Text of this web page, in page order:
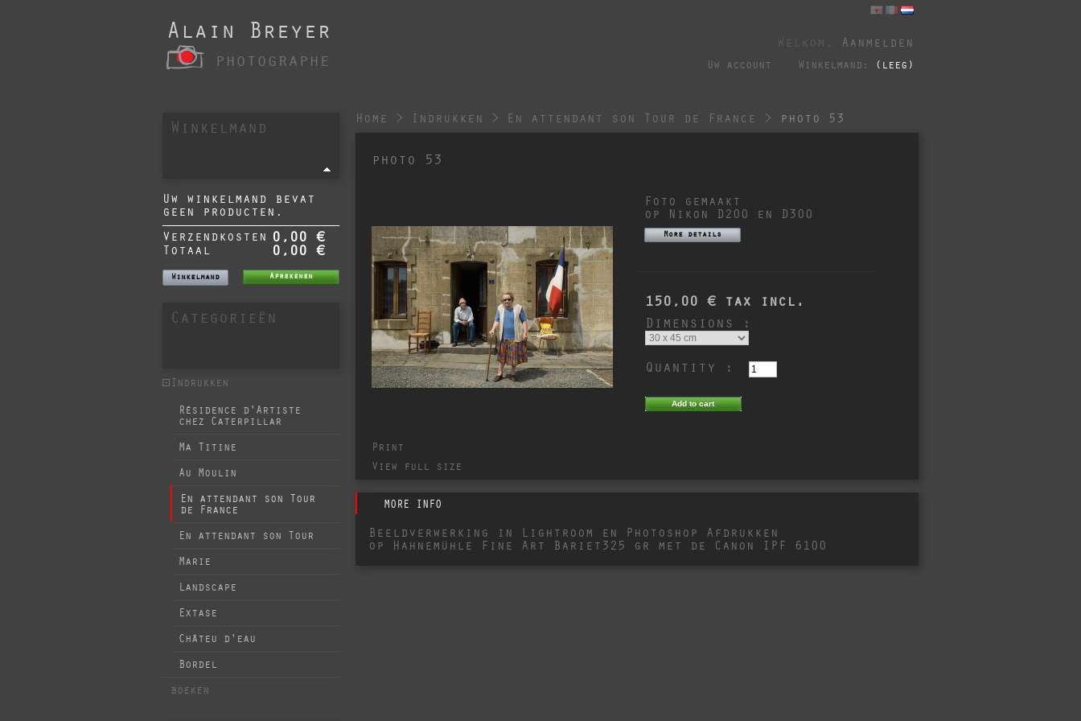
Alain Breyer
photographe
Welkom, Aanmelden
Winkelmand: (leeg)
Uw account
Winkelmand
Uw winkelmand bevat
geen producten.
Verzendkosten 0,00 €
Totaal 0,00 €
Winkelmand Afrekenen
Categorieën
Indrukken
Résidence d'Artiste
chez Caterpillar
Ma Titine
Au Moulin
En attendant son Tour
de France
En attendant son Tour
Marie
Landscape
Extase
Châteu d'eau
Bordel
boeken
Home > Indrukken > En attendant son Tour de France > photo 53
photo 53
Print
View full size
Foto gemaakt
op Nikon D200 en D300
More details
150,00 €tax incl.
Dimensions :
Quantity :
MORE INFO
Beeldverwerking in Lightroom en Photoshop Afdrukken
op Hahnemühle Fine Art Bariet325 gr met de Canon IPF 6100